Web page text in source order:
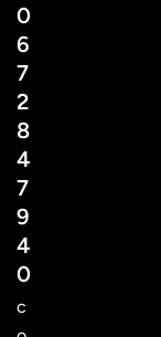
0
6
7
2
8
4
7
9
4
0
c